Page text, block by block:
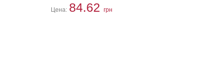
Цена: 84.62 грн